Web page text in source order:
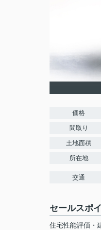
価格
間取り
土地面積
所在地
交通
セールスポ
住宅性能評価・